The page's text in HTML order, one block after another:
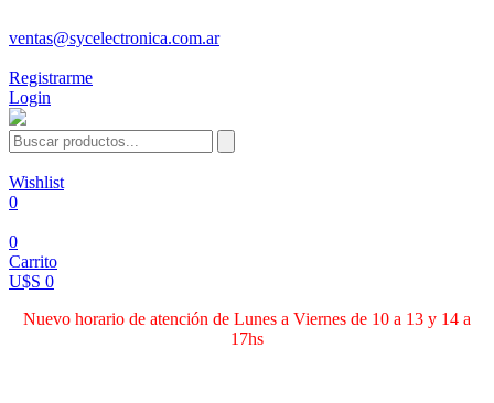
ventas@sycelectronica.com.ar
Registrarme
Login
Wishlist
0
0
Carrito
U$S 0
Nuevo horario de atención de Lunes a Viernes de 10 a 13 y 14 a
17hs